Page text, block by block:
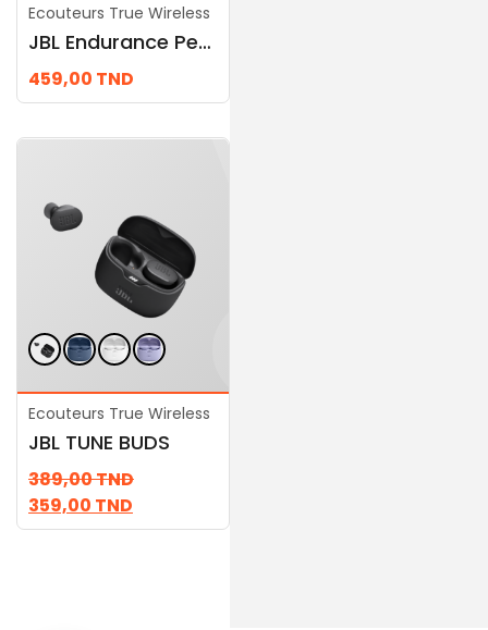
Ecouteurs True Wireless
JBL Endurance Peak 3
459,00 TND
Ecouteurs True Wireless
JBL TUNE BUDS
389,00TND
359,00 TND